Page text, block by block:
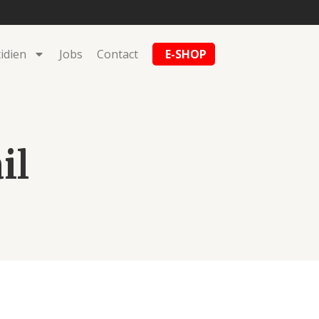
Jobs Contact E-SHOP